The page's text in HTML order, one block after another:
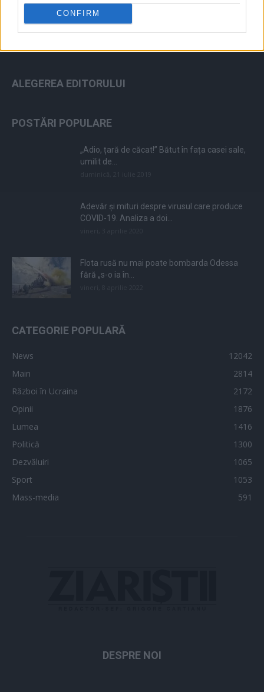
CONFIRM
ALEGEREA EDITORULUI
POSTĂRI POPULARE
„Adio, țară de căcat!” Bătut în fața casei sale,
umilit de...
Adevăr și mituri despre virusul care produce
COVID-19. Analiza a doi...
Flota rusă nu mai poate bombarda Odessa
fără „s-o ia în...
CATEGORIE POPULARĂ
News
12042
Main
2814
Război în Ucraina
2172
Opinii
1876
Lumea
1416
Politică
1300
Dezvăluiri
1065
Sport
1053
Mass-media
591
DESPRE NOI